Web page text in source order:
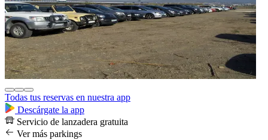
Todas tus reservas en nuestra app
Descárgate la app
Servicio de lanzadera gratuita
Ver más parkings